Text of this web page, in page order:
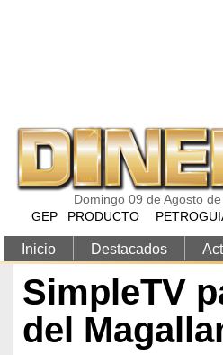
Domingo 09 de Agosto
GEP
PRODUCTO
Inicio Destacados
SimpleTV
del